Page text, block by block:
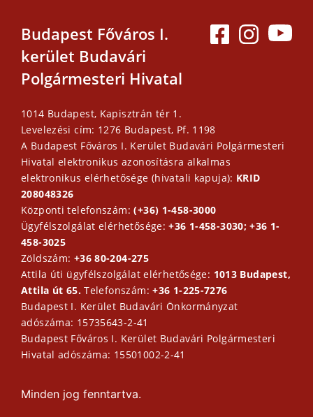
Budapest Főváros I.
kerület Budavári
Polgármesteri Hivatal
1014 Budapest, Kapisztrán tér 1.
Levelezési cím: 1276 Budapest, Pf. 1198
A Budapest Főváros I. Kerület Budavári Polgármesteri
Hivatal elektronikus azonosításra alkalmas
elektronikus elérhetősége (hivatali kapuja): KRID
208048326
Központi telefonszám:(+36) 1-458-3000
Ügyfélszolgálat elérhetősége:+36 1-458-3030; +36 1-
458-3025
Zöldszám: +36 80-204-275
Attila úti ügyfélszolgálat elérhetősége: 1013 Budapest,
Attila út 65.Telefonszám:+36 1-225-7276
Budapest I. Kerület Budavári Önkormányzat
adószáma: 15735643-2-41
Budapest Főváros I. Kerület Budavári Polgármesteri
Hivatal adószáma: 15501002-2-41
Minden jog fenntartva.